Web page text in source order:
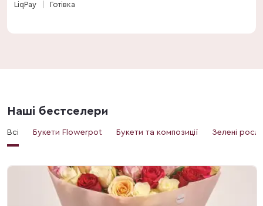
LiqPay Готівка
Наші бестселери
Всі Букети Flowerpot Букети та композиції Зелені